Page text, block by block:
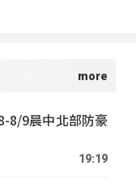
8/9晨中北部防豪
19:19